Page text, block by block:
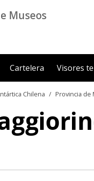
Museos
Cartelera Visores
Chilena Provincia de